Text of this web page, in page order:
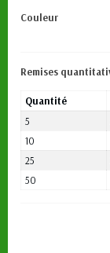
Couleur
Remises
Quantité
5
10
25
50